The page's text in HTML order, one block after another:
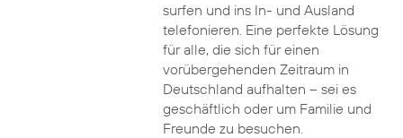
surfen und ins In- und Ausland
telefonieren. Eine perfekte Lösung
für alle, die sich für einen
vorübergehenden Zeitraum in
Deutschland aufhalten – sei es
geschäftlich oder um Familie und
Freunde zu besuchen.